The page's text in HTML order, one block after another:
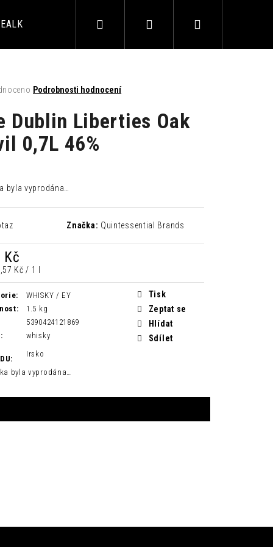
ALKOHOL AKČNÍ BALÍČKY
Přihlášení
Podrobnosti hodnocení
Dublin Liberties Oak
0,7L 46%
byla vyprodána…
Značka: Quintessential Brands
Kč
Kč / 1 l
:
WHISKY / EY
:
1.5 kg
5390424121869
:
whisky
:
Irsko
byla vyprodána…
Tisk
Zeptat se
Hlídat
Sdílet
0,33L